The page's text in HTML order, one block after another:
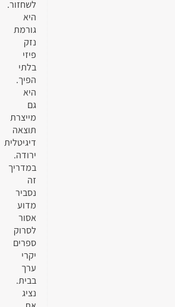
לשחזור.
היא
גורמת
נזק
פיזי
בלתי
הפיך.
היא
גם
מייצרת
תוצאה
דיגיטלית
ירודה.
במדריך
זה
נסביר
מדוע
אסור
לסרוק
ספרים
יקרי
ערך
בבית.
נציג